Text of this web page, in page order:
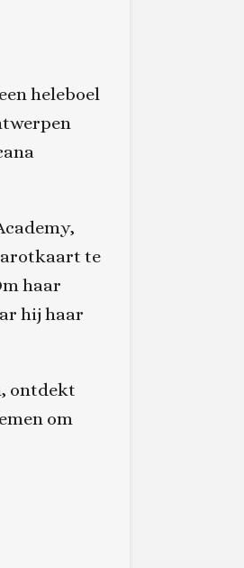
heleboel
te
haar
hij haar
ontdekt
om